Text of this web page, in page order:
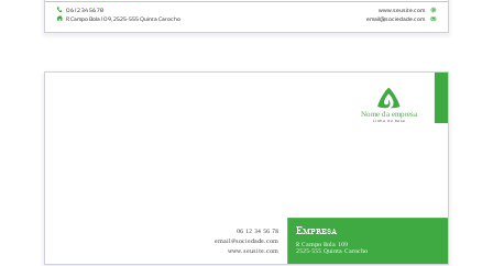
www.seusite.com
email@sociedade.com
06 12 34 56 78
R Campo Bola 109, 2525-555 Quinta Carocho
R Campo Bola 109
2525-555 Quinta Carocho
06 12 34 56 78
www.seusite.com
email@sociedade.com
Empresa
Nome da empresa
Linha de base